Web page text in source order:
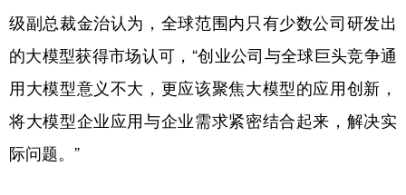
多语种频道
English
级副总裁金治认为，全球范围内只有少数公司研发出
的大模型获得市场认可，“创业公司与全球巨头竞争通
用大模型意义不大，更应该聚焦大模型的应用创新，
将大模型企业应用与企业需求紧密结合起来，解决实
际问题。”